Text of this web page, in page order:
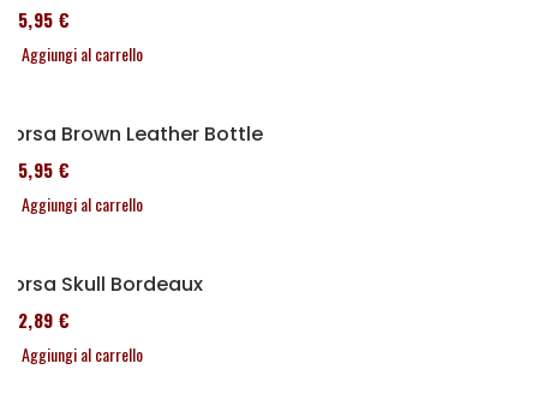
185,95 €
Aggiungi al carrello
Borsa Brown Leather Bottle
185,95 €
Aggiungi al carrello
Borsa Skull Bordeaux
152,89 €
Aggiungi al carrello